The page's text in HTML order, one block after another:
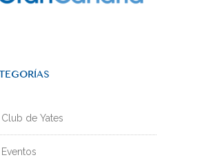
Club de Yates
Eventos